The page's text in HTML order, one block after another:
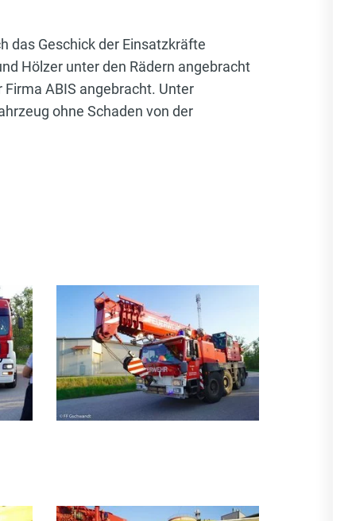
das Geschick der Einsatzkräfte
Hölzer unter den Rädern angebracht
ABIS angebracht. Unter
ohne Schaden von der